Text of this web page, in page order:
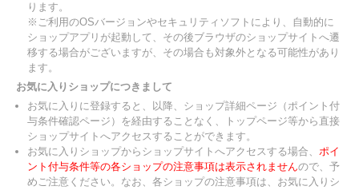
ります。
※ご利用のOSバージョンやセキュリティソフトにより、自動的に
ショップアプリが起動して、その後ブラウザのショップサイトへ遷
移する場合がございますが、その場合も対象外となる可能性があり
ます。
お気に入りショップにつきまして
お気に入りに登録すると、以降、ショップ詳細ページ（ポイント付
与条件確認ページ）を経由することなく、トップページ等から直接
ショップサイトへアクセスすることができます。
お気に入りショップからショップサイトへアクセスする場合、 ポイ
ント付与条件等の各ショップの注意事項は表示されませんので、予
めご注意ください。なお、各ショップの注意事項は、お気に入りシ